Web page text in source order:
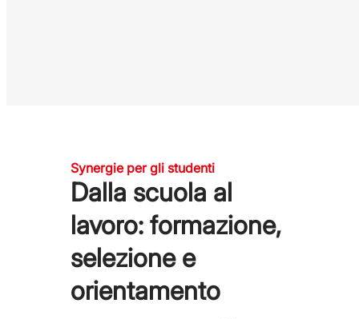
Synergie per gli studenti
Dalla scuola al
lavoro: formazione,
selezione e
orientamento